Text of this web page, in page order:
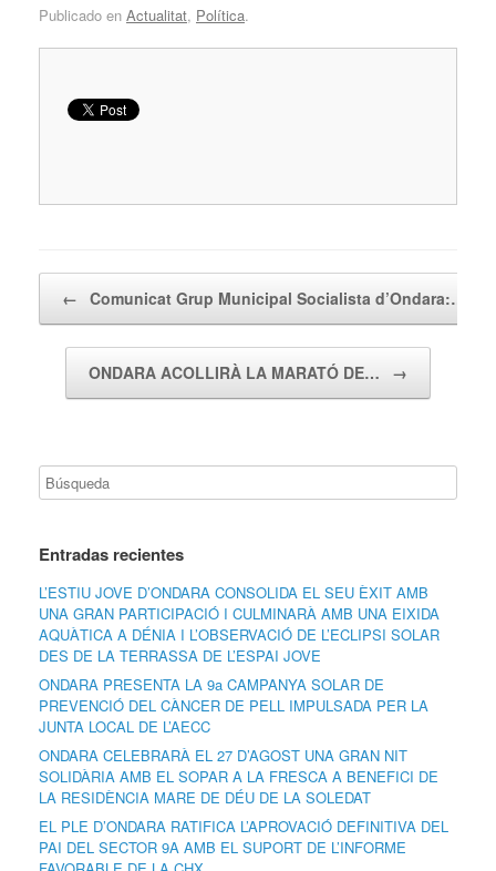
Publicado en Actualitat, Política.
← Comunicat Grup Municipal Socialista d’Ondara:…
ONDARA ACOLLIRÀ LA MARATÓ DE… →
Entradas recientes
L’ESTIU JOVE D’ONDARA CONSOLIDA EL SEU ÈXIT AMB
UNA GRAN PARTICIPACIÓ I CULMINARÀ AMB UNA EIXIDA
AQUÀTICA A DÉNIA I L’OBSERVACIÓ DE L’ECLIPSI SOLAR
DES DE LA TERRASSA DE L’ESPAI JOVE
ONDARA PRESENTA LA 9a CAMPANYA SOLAR DE
PREVENCIÓ DEL CÀNCER DE PELL IMPULSADA PER LA
JUNTA LOCAL DE L’AECC
ONDARA CELEBRARÀ EL 27 D’AGOST UNA GRAN NIT
SOLIDÀRIA AMB EL SOPAR A LA FRESCA A BENEFICI DE
LA RESIDÈNCIA MARE DE DÉU DE LA SOLEDAT
EL PLE D’ONDARA RATIFICA L’APROVACIÓ DEFINITIVA DEL
PAI DEL SECTOR 9A AMB EL SUPORT DE L’INFORME